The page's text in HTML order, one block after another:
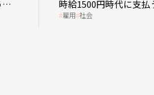
時給1500円時代に支払う
なのか
雇用 社会